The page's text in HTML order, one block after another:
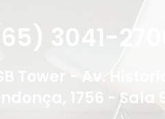
3041-2700
Tower - Av.
1756 - Sala